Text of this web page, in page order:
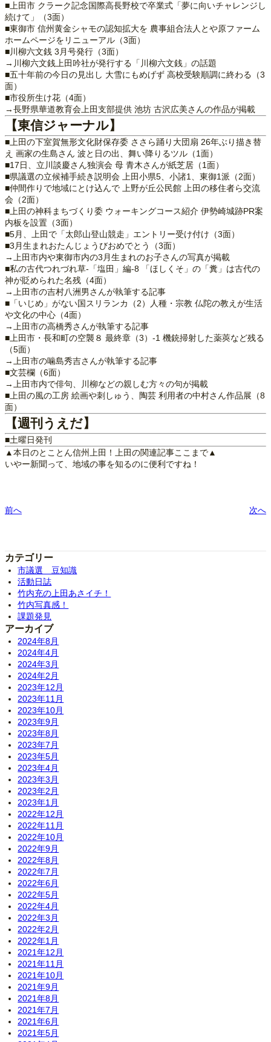
■上田市 クラーク記念国際高長野校で卒業式「夢に向いチャレンジし
続けて」（3面）
■東御市 信州黄金シャモの認知拡大を 農事組合法人とや原ファーム
ホームページをリニューアル（3面）
■川柳六文銭 3月号発行（3面）
→川柳六文銭上田吟社が発行する「川柳六文銭」の話題
■五十年前の今日の見出し 大雪にもめげず 高校受験順調に終わる（3
面）
■市役所生け花（4面）
→長野県華道教育会上田支部提供 池坊 古沢広美さんの作品が掲載
【東信ジャーナル】
■上田の下室賀無形文化財保存委 ささら踊り大団扇 26年ぶり描き替
え 画家の生島さん 波と日の出、舞い降りるツル（1面）
■17日、立川談慶さん独演会 母 青木さんが紙芝居（1面）
■県議選の立候補手続き説明会 上田小県5、小諸1、東御1派（2面）
■仲間作りで地域にとけ込んで 上野が丘公民館 上田の移住者ら交流
会（2面）
■上田の神科まちづくり委 ウォーキングコース紹介 伊勢崎城跡PR案
内板を設置（3面）
■5月、上田で「太郎山登山競走」エントリー受け付け（3面）
■3月生まれおたんじょうびおめでとう（3面）
→上田市内や東御市内の3月生まれのお子さんの写真が掲載
■私の古代つれづれ草-「塩田」編-8 「ほしくそ」の「糞」は古代の
神が貶められた名残（4面）
→上田市の吉村八洲男さんが執筆する記事
■「いじめ」がない国スリランカ（2）人種・宗教 仏陀の教えが生活
や文化の中心（4面）
→上田市の高橋秀さんが執筆する記事
■上田市・長和町の空襲８ 最終章（3）-1 機銃掃射した薬莢など残る
（5面）
→上田市の噛島秀吉さんが執筆する記事
■文芸欄（6面）
→上田市内で俳句、川柳などの親しむ方々の句が掲載
■上田の風の工房 絵画や刺しゅう、陶芸 利用者の中村さん作品展（8
面）
【週刊うえだ】
■土曜日発刊
▲本日のとことん信州上田！上田の関連記事ここまで▲
いやー新聞って、地域の事を知るのに便利ですね！
前へ 次へ
カテゴリー
市議選 豆知識
活動日誌
竹内充の上田あさイチ！
竹内写真感！
課題発見
アーカイブ
2024年8月
2024年4月
2024年3月
2024年2月
2023年12月
2023年11月
2023年10月
2023年9月
2023年8月
2023年7月
2023年5月
2023年4月
2023年3月
2023年2月
2023年1月
2022年12月
2022年11月
2022年10月
2022年9月
2022年8月
2022年7月
2022年6月
2022年5月
2022年4月
2022年3月
2022年2月
2022年1月
2021年12月
2021年11月
2021年10月
2021年9月
2021年8月
2021年7月
2021年6月
2021年5月